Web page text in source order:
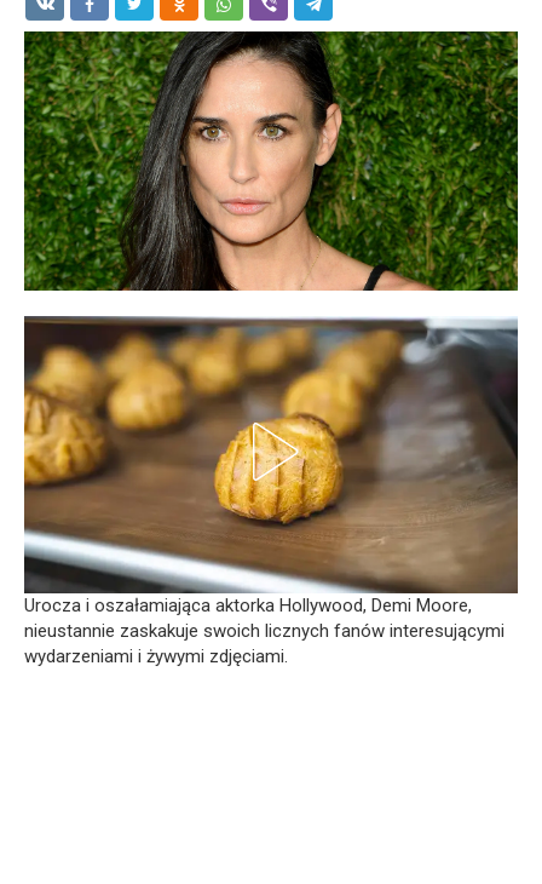
Urocza i oszałamiająca aktorka Hollywood, Demi Moore,
nieustannie zaskakuje swoich licznych fanów interesującymi
wydarzeniami i żywymi zdjęciami.